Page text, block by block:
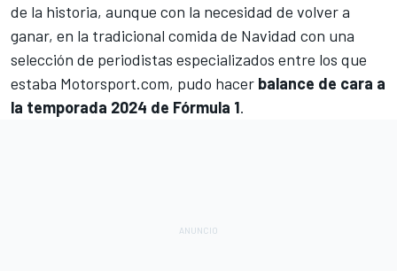
de la historia, aunque con la necesidad de volver a
ganar, en la tradicional comida de Navidad con una
selección de periodistas especializados entre los que
estaba Motorsport.com, pudo hacer balance de cara a
la temporada 2024 de Fórmula 1.